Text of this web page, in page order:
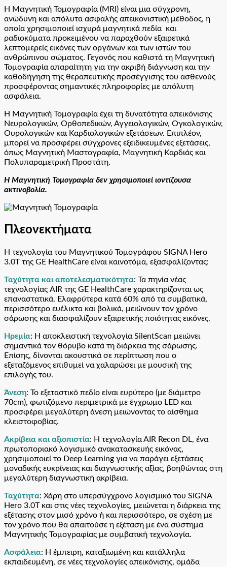
Η Μαγνητική Τομογραφία (MRI) είναι μια σύγχρονη,
ανώδυνη και απόλυτα ασφαλής απεικονιστική μέθοδος, η
οποία χρησιμοποιεί ισχυρά μαγνητικά πεδία και
ραδιοκύματα προκειμένου να παραχθούν εξαιρετικά
λεπτομερείς εικόνες των οργάνων και των ιστών του
ανθρώπινου σώματος. Γεγονός που καθιστά τη Μαγνητική
Τομογραφία απαραίτητη για την ακριβή διάγνωση και την
καθοδήγηση της θεραπευτικής προσέγγισης του ασθενούς
προσφέροντας σημαντικές πληροφορίες με απόλυτη
ασφάλεια.
Η Μαγνητική Τομογραφία έχει τη δυνατότητα απεικόνισης
Νευρολογικών, Ορθοπεδικών, Αγγειολογικών, Ογκολογικών,
Ουρολογικών και Καρδιολογικών εξετάσεων. Επιπλέον,
μπορεί να προσφέρει σύγχρονες εξειδικευμένες εξετάσεις,
όπως Μαγνητική Μαστογραφία, Μαγνητική Καρδιάς και
Πολυπαραμετρική Προστάτη.
Η Μαγνητική Τομογραφία δεν χρησιμοποιεί ιοντίζουσα
ακτινοβολία.
Πλεονεκτήματα
Η τεχνολογία του Μαγνητικού Τομογράφου SIGNA Hero
3.0T της GE HealthCare είναι καινοτόμα, εξασφαλίζοντας:
Ταχύτητα και αποτελεσματικότητα: Τα πηνία νέας
τεχνολογίας AIR της GE HealthCare χαρακτηρίζονται ως
επαναστατικά. Ελαφρύτερα κατά 60% από τα συμβατικά,
περισσότερο ευέλικτα και βολικά, μειώνουν τον χρόνο
σάρωσης και διασφαλίζουν εξαιρετικής ποιότητας εικόνες.
Ηρεμία: Η αποκλειστική τεχνολογία SilentScan μειώνει
σημαντικά τον θόρυβο κατά τη διάρκεια της σάρωσης.
Επίσης, δίνονται ακουστικά σε περίπτωση που ο
εξεταζόμενος επιθυμεί να χαλαρώσει με μουσική της
επιλογής του.
Άνεση: Το εξεταστικό πεδίο είναι ευρύτερο (με διάμετρο
70cm), φωτιζόμενο περιμετρικά με έγχρωμο LED και
προσφέρει μεγαλύτερη άνεση μειώνοντας το αίσθημα
κλειστοφοβίας.
Ακρίβεια και αξιοπιστία: Η τεχνολογία ΑIR Recon DL, ένα
πρωτοποριακό λογισμικό ανακατασκευής εικόνας,
χρησιμοποιεί το Deep Learning για να παράγει εξετάσεις
μοναδικής ευκρίνειας και διαγνωστικής αξίας, βοηθώντας στη
μεγαλύτερη διαγνωστική ακρίβεια.
Ταχύτητα: Χάρη στο υπερσύγχρονο λογισμικό του SIGNA
Hero 3.0T και στις νέες τεχνολογίες, μειώνεται η διάρκεια της
εξέτασης στον μισό χρόνο ή και περισσότερο, σε σχέση με
τον χρόνο που θα απαιτούσε η εξέταση με ένα σύστημα
Μαγνητικής Τομογραφίας με συμβατική τεχνολογία.
Ασφάλεια: H έμπειρη, καταξιωμένη και κατάλληλα
εκπαιδευμένη, σε νέες τεχνολογίες απεικόνισης, ομάδα